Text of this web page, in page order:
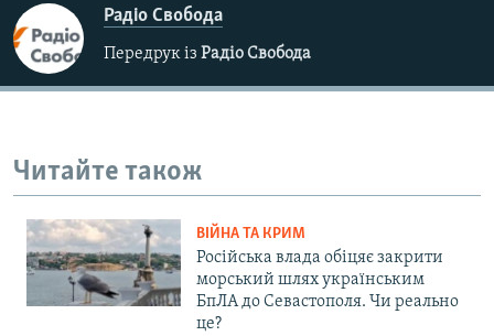
Радіо Свобода
Передрук із Радіо Свобода
Читайте також
ВІЙНА ТА КРИМ
Російська влада обіцяє закрити
морський шлях українським
БпЛА до Севастополя. Чи реально
це?